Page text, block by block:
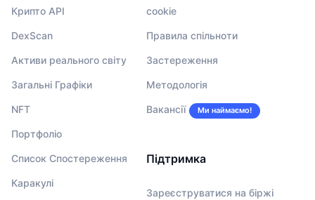
Крипто API
DexScan
Активи реального світу
Загальні Графіки
NFT
Портфоліо
Список Спостереження
Каракулі
cookie
Правила спільноти
Застереження
Методологія
Вакансії Ми наймаємо!
Підтримка
Зареєструватися на біржі